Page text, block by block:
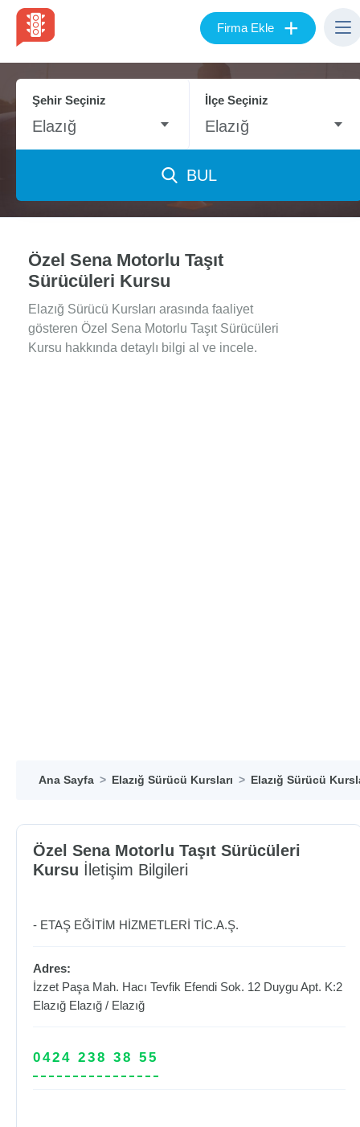
Firma Ekle +
Şehir Seçiniz
Elazığ
İlçe Seçiniz
Elazığ
BUL
Özel Sena Motorlu Taşıt
Sürücüleri Kursu
Elazığ Sürücü Kursları arasında faaliyet
gösteren Özel Sena Motorlu Taşıt Sürücüleri
Kursu hakkında detaylı bilgi al ve incele.
Ana Sayfa Elazığ Sürücü Kursları Elazığ Sürücü
Özel Sena Motorlu Taşıt Sürücüleri
Kursu İletişim Bilgileri
- ETAŞ EĞİTİM HİZMETLERİ TİC.A.Ş.
Adres:
İzzet Paşa Mah. Hacı Tevfik Efendi Sok. 12 Duygu Apt. K:2
Elazığ Elazığ / Elazığ
0424 238 38 55